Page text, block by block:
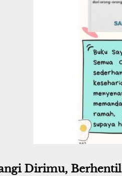
Dirimu,